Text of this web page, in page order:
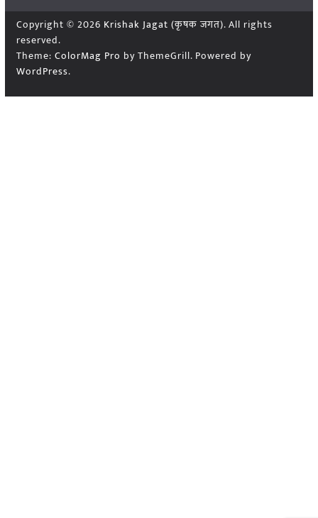
Copyright © 2026 Krishak Jagat (कृषक जगत). All rights
reserved.
Theme: ColorMag Pro by ThemeGrill. Powered by
WordPress.